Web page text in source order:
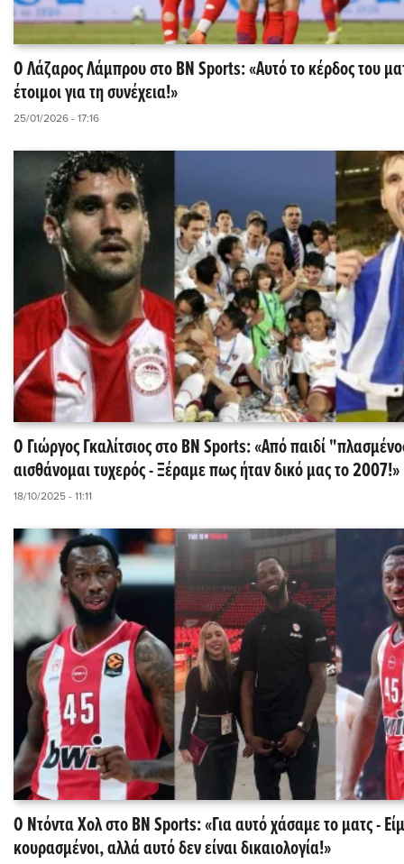
Ο Λάζαρος Λάμπρου στο BN Sports: «Αυτό το κέρδος του
έτοιμοι για τη συνέχεια!»
25/01/2026 - 17:16
Ο Γιώργος Γκαλίτσιος στο BN Sports: «Aπό παιδί
αισθάνομαι τυχερός - Ξέραμε πως ήταν δικό μας το 2007!»
18/10/2025 - 11:11
Ο Ντόντα Χολ στο BN Sports: «Για αυτό χάσαμε το ματς -
κουρασμένοι, αλλά αυτό δεν είναι δικαιολογία!»